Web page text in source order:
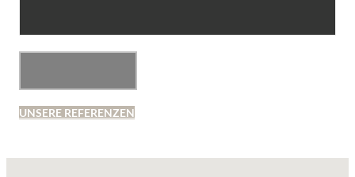
UNSERE REFERENZEN